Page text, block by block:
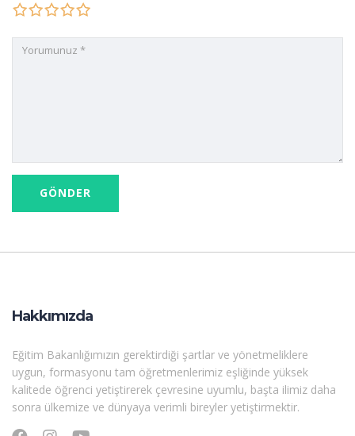
Hakkımızda
Eğitim Bakanlığımızın gerektirdiği şartlar ve yönetmeliklere
uygun, formasyonu tam öğretmenlerimiz eşliğinde yüksek
kalitede öğrenci yetiştirerek çevresine uyumlu, başta ilimiz daha
sonra ülkemize ve dünyaya verimli bireyler yetiştirmektir.